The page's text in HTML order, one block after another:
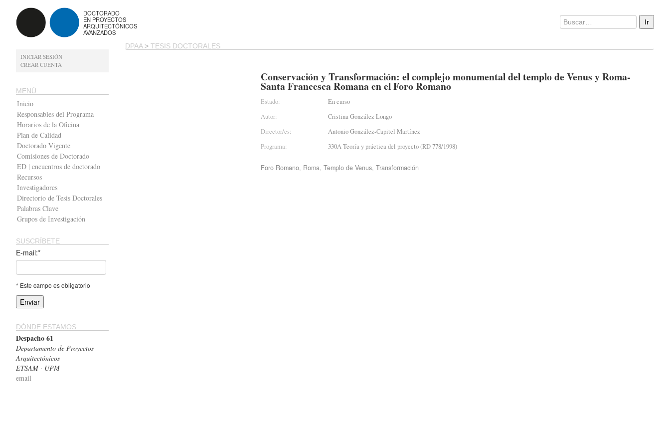
DOCTORADO
EN PROYECTOS
ARQUITECTÓNICOS
AVANZADOS
INICIAR SESIÓN
CREAR CUENTA
MENÚ
Inicio
Responsables del Programa
Horarios de la Oficina
Plan de Calidad
Doctorado Vigente
Comisiones de Doctorado
ED | encuentros de doctorado
Recursos
Investigadores
Directorio de Tesis Doctorales
Palabras Clave
Grupos de Investigación
SUSCRÍBETE
E-mail:*
* Este campo es obligatorio
DÓNDE ESTAMOS
Despacho 61
Departamento de Proyectos
Arquitectónicos
ETSAM · UPM
email
DPAA> TESIS DOCTORALES
Conservación y Transformación: el complejo monumental del templo de Venus y Roma-
Santa Francesca Romana en el Foro Romano
Estado:
En curso
Autor:
Cristina González Longo
Director/es:
Antonio González-Capitel Martínez
Programa:
330A Teoría y práctica del proyecto (RD 778/1998)
Foro Romano, Roma, Templo de Venus, Transformación